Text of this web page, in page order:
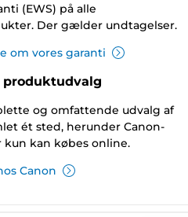
(EWS) på alle
Der gælder undtagelser.
om vores garanti
og omfattende udvalg af
ét sted, herunder Canon-
kan købes online.
Canon